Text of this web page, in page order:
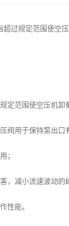
过规定范围使空
定范围使空压机卸
阀用于保持泵出口
；
，减小流速波动的
性能。